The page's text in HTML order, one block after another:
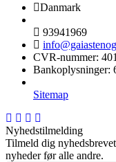
Danmark
93941969
CVR-nummer:
Bankoplysninger:
Sitemap
Nyhedstilmelding
Tilmeld dig
nyheder før alle andre.